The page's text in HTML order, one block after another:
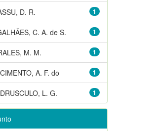
1
D. R.
1
C. A. de S.
1
M. M.
1
A. F. do
1
L. G.